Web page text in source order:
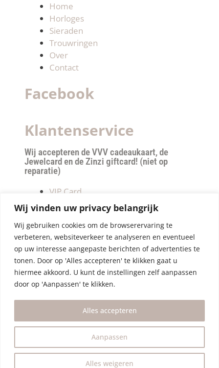
Wij vinden uw privacy belangrijk
Wij gebruiken cookies om de browserervaring te
verbeteren, websiteverkeer te analyseren en eventueel
op uw interesse aangepaste berichten of advertenties te
tonen. Door op 'Alles accepteren' te klikken gaat u
hiermee akkoord. U kunt de instellingen zelf aanpassen
door op 'Aanpassen' te klikken.
Aanpassen
Alles weigeren
Alles accepteren
Home
Horloges
Sieraden
Trouwringen
Over
Contact
Facebook
Klantenservice
Wij accepteren de VVV cadeaukaart, de
Jewelcard en de Zinzi giftcard! (niet op
reparatie)
VIP Card
Retourneren
Betalen & verzendkosten
Privacy Policy
Algemene Voorwaarden